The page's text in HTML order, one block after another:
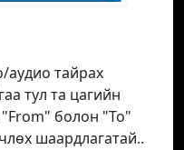
аудио тайрах
тул та цагийн
"From" болон "To"
шаардлагатай..